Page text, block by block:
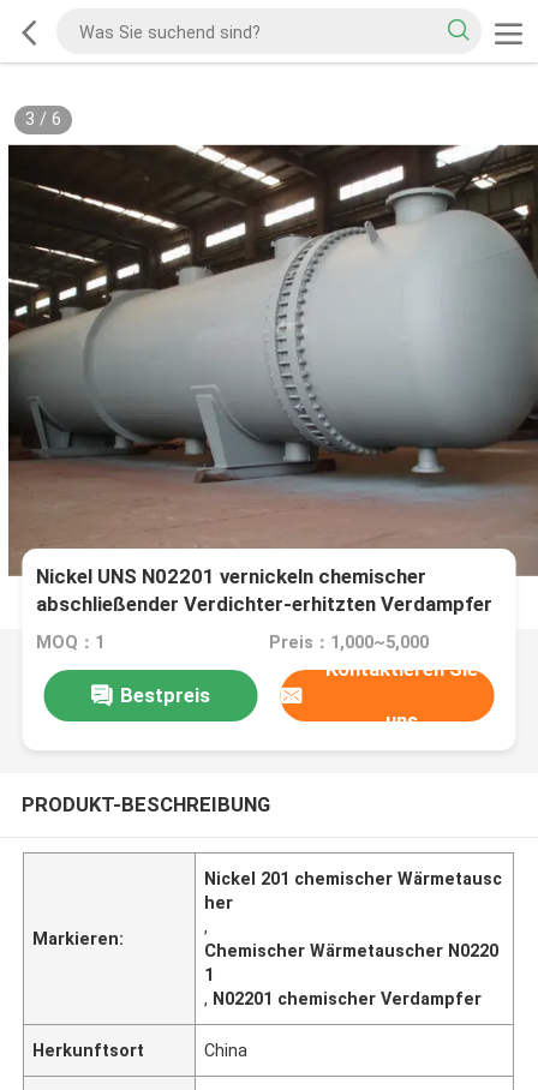
3 / 6
Nickel UNS N02201 vernickeln chemischer
abschließender Verdichter-erhitzten Verdampfer
des Wärmetauscher-201
MOQ：1 Preis：1,000~5,000
Bestpreis
Kontaktieren Sie
uns
PRODUKT-BESCHREIBUNG
Markieren:
Nickel 201 chemischer Wärmetausc
her
,
Chemischer Wärmetauscher N0220
1
, N02201 chemischer Verdampfer
Herkunftsort China